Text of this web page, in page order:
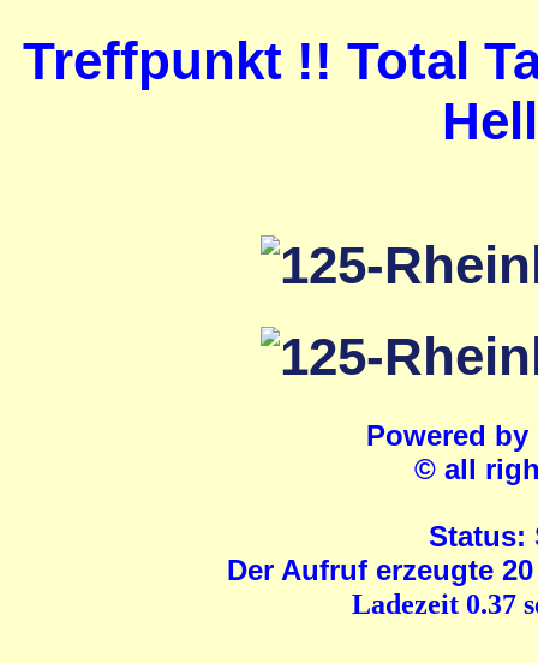
Treffpunkt !! Total
Powered by
© all
Status:
Der Aufruf erzeugte
Ladezeit 0.37